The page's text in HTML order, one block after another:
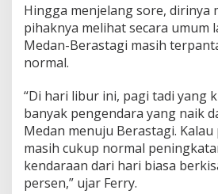
Hingga menjelang sore, dirinya
pihaknya melihat secara umum
Medan-Berastagi masih
normal.
“Di hari libur ini, pagi tadi yang
banyak pengendara yang naik
Medan menuju Berastagi.
masih cukup normal
kendaraan dari hari biasa
persen,” ujar Ferry.